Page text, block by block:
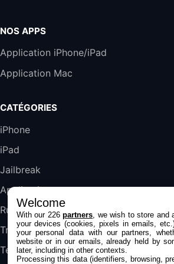
Harman Kardon SoundSticks
289,47€
Galaxy S25 FE 6,7\" 5G Nano
Blanc
Jeu FIFA 20 sur PC (code à
45,98€57,99€Rue Du Commerce
NOS APPS
Application iPhone/iPad
Application Mac
CATÉGORIES
iPhone
iPad
Jailbreak
Applications
Rumeurs
Trucs & astuces
Tests
Welcome
With our 226partners , we wish to store
your devices (cookies, pixels in emails,
your personal data with our partners,
website or in our emails, already held by
later, including in other contexts.
Processing this data (identifiers, browsing,